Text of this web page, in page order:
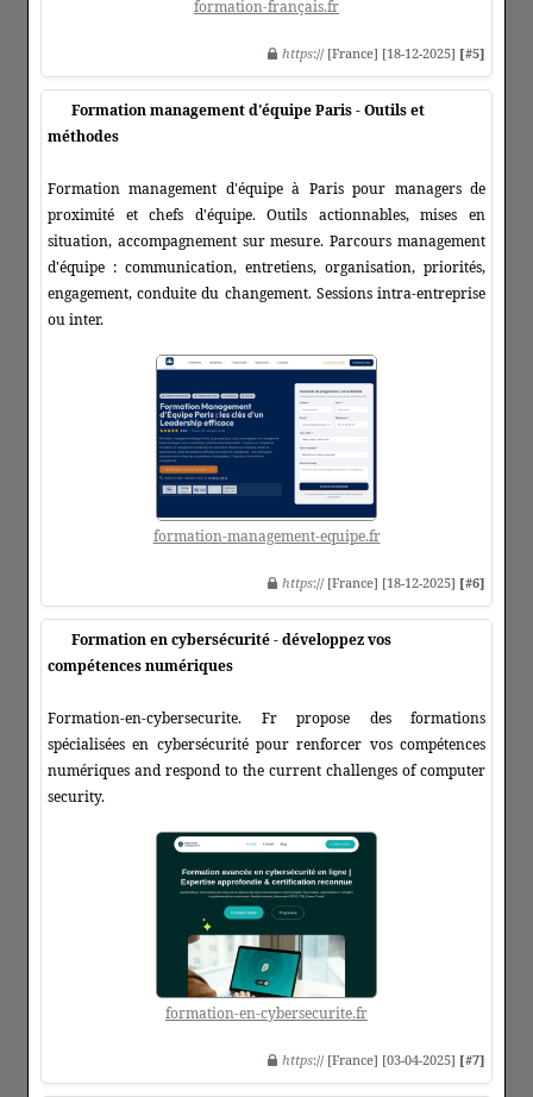
formation-français.fr
https:// [France] [18-12-2025] [#5]
Formation management d'équipe Paris - Outils et
méthodes
Formation management d'équipe à Paris pour managers de
proximité et chefs d'équipe. Outils actionnables, mises en
situation, accompagnement sur mesure. Parcours management
d'équipe : communication, entretiens, organisation, priorités,
engagement, conduite du changement. Sessions intra-entreprise
ou inter.
formation-management-equipe.fr
https:// [France] [18-12-2025] [#6]
Formation en cybersécurité - développez vos
compétences numériques​
Formation-en-cybersecurite. Fr propose des formations
spécialisées en cybersécurité pour renforcer vos compétences
numériques and respond to the current challenges of computer
security.
formation-en-cybersecurite.fr
https:// [France] [03-04-2025] [#7]